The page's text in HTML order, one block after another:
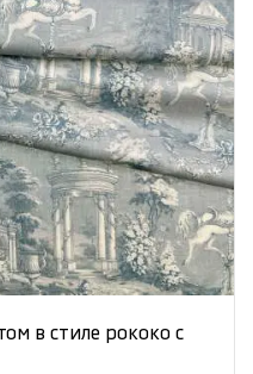
в стиле рококо с